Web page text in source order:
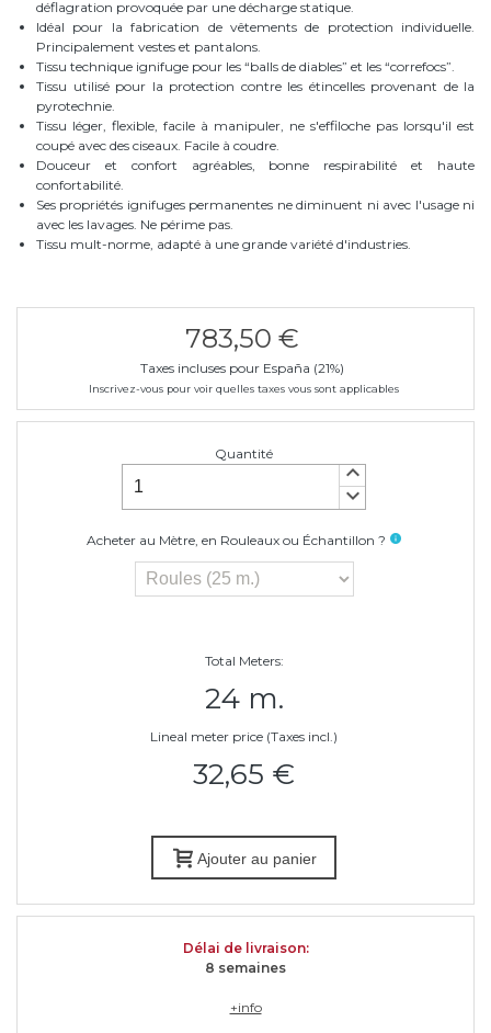
déflagration provoquée par une décharge statique.
Idéal pour la fabrication de vêtements de protection individuelle.
Principalement vestes et pantalons.
Tissu technique ignifuge pour les “balls de diables” et les “correfocs”.
Tissu utilisé pour la protection contre les étincelles provenant de la
pyrotechnie.
Tissu léger, flexible, facile à manipuler, ne s'effiloche pas lorsqu'il est
coupé avec des ciseaux. Facile à coudre.
Douceur et confort agréables, bonne respirabilité et haute
confortabilité.
Ses propriétés ignifuges permanentes ne diminuent ni avec l'usage ni
avec les lavages. Ne périme pas.
Tissu mult-norme, adapté à une grande variété d'industries.
783,50 €
Taxes incluses pour España (21%)
Inscrivez-vous pour voir quelles taxes vous sont applicables
Quantité
keyboard_arrow_up
keyboard_arrow_down
Acheter au Mètre, en Rouleaux ou Échantillon ? info
Total Meters:
24 m.
Lineal meter price (Taxes incl.)
32,65 €
Ajouter au panier
Délai de livraison:
8 semaines
+info